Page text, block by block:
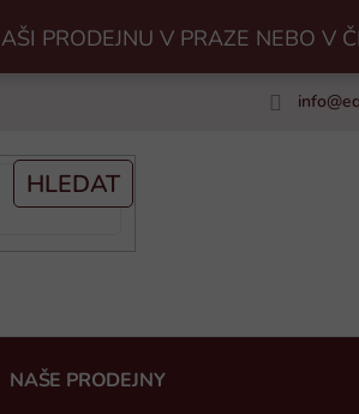
PRODEJNU V PRAZE NEBO V
info@
HLEDAT
NAŠE PRODEJNY